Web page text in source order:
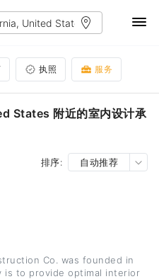
执照 服务
States 附近的室内设计承
排序: 自动推荐
Co. was founded in
is to provide optimal interior